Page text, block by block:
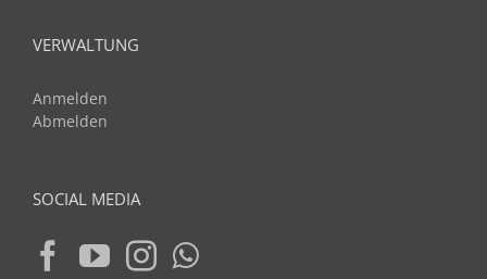
VERWALTUNG
Anmelden
Abmelden
SOCIAL MEDIA